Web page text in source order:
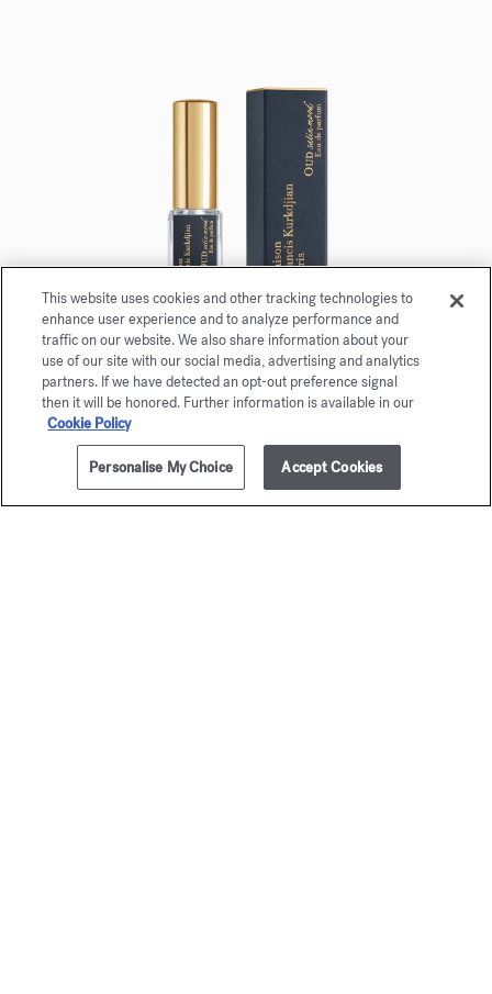
AÑADIR A LA CESTA 350,00 €
OUD satin mood
Eau de parfum 5ml
Maison Francis Kurkdjian se complace en ofrecerle
Eau de parfum 5ml.
This website uses cookies and other tracking technologies to
enhance user experience and to analyze performance and
traffic on our website. We also share information about your
use of our site with our social media, advertising and analytics
partners. If we have detected an opt-out preference signal
then it will be honored. Further information is available in our
Cookie Policy
Personalise My Choice Accept Cookies